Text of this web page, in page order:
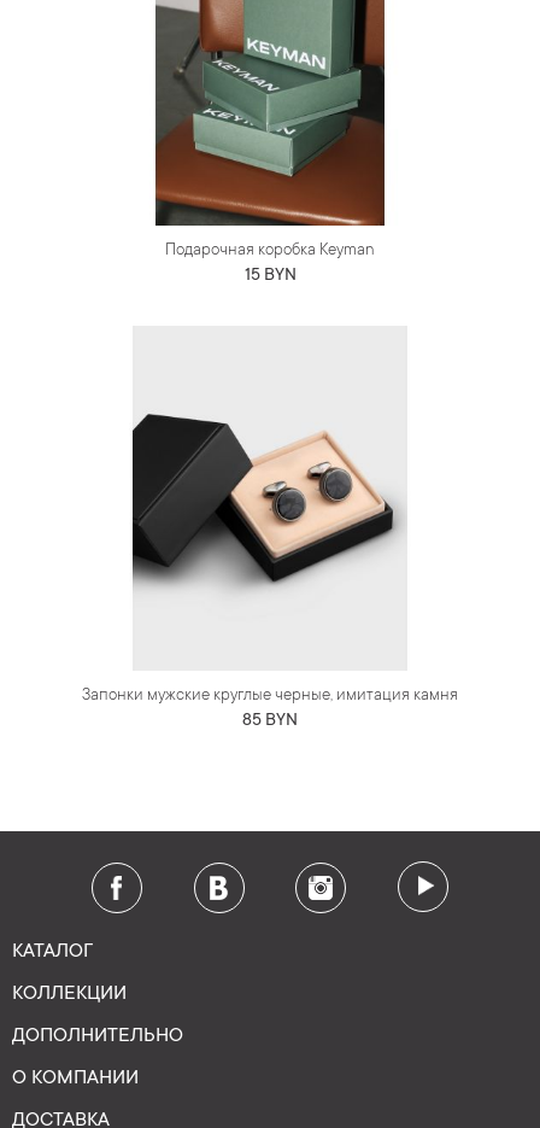
Подарочная коробка Keyman
15 BYN
Запонки мужские круглые черные, имитация камня
85 BYN
КАТАЛОГ
КОЛЛЕКЦИИ
ДОПОЛНИТЕЛЬНО
О КОМПАНИИ
ДОСТАВКА